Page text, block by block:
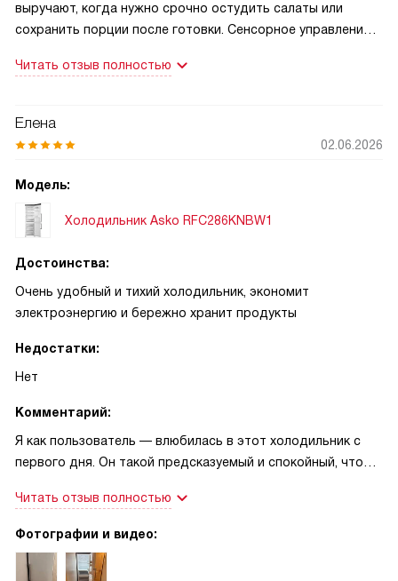
выручают, когда нужно срочно остудить салаты или
сохранить порции после готовки. Сенсорное управление с
инверторный компрессор — холодильник почти не
бутылок, регулировка ножек и возможность
перенавешивания двери. Есть режимы «вечеринка»,
Читать отзыв полностью
Елена
02.06.2026
Модель:
Холодильник Asko RFC286KNBW1
Достоинства:
Очень удобный и тихий холодильник, экономит
электроэнергию и бережно хранит продукты
Недостатки:
Нет
Комментарий:
Я как пользователь — влюбилась в этот холодильник с
первого дня. Он такой предсказуемый и спокойный, что
большой семьи, и мне нужно было быстро охладить
бутылки и соусы — включила режим быстрого
восторге. Я особенно ценю, что размораживать не нужно
Читать отзыв полностью
Фотографии и видео: